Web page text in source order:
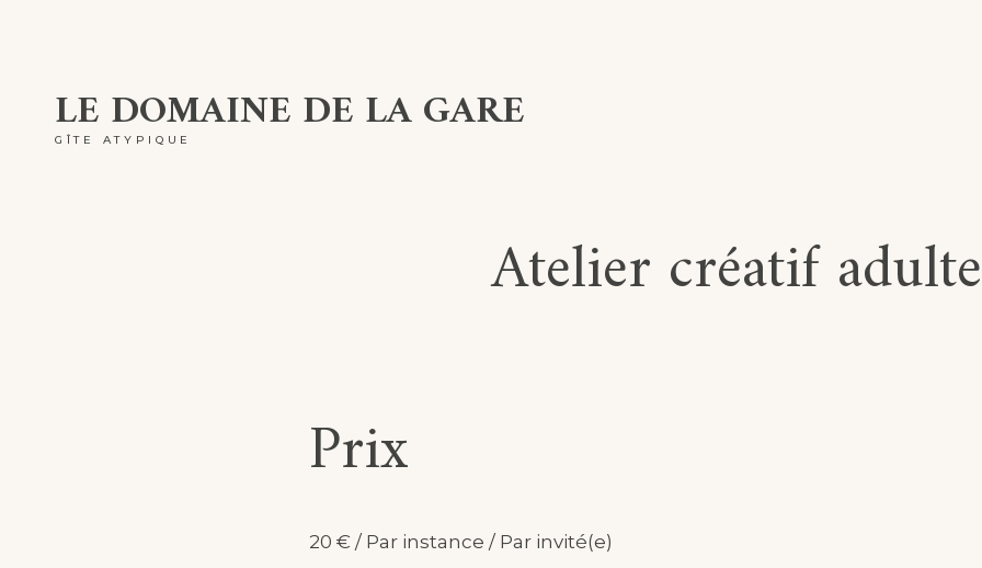
contentLE DOMAINE DE LA GARE
GÎTE ATYPIQUE
Atelier créatif adulte
Prix
20 € / Par instance / Par invité(e)